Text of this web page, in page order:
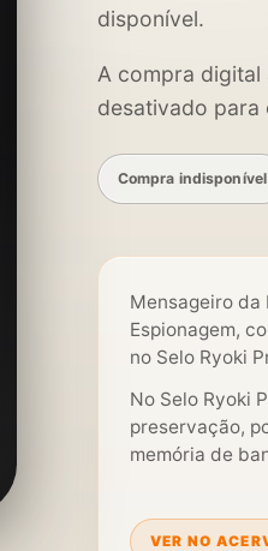
disponível.
A compra digital
desativado para
Compra indisponível
Mensageiro
Espionagem,
no Selo Ryoki
No Selo Ryoki
preservação,
memória de
VER NO